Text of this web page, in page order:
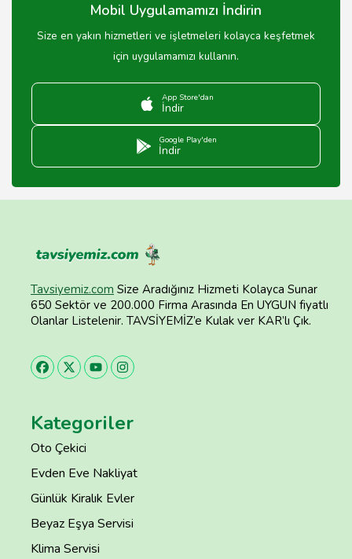
Mobil Uygulamamızı İndirin
Size en yakın hizmetleri ve işletmeleri kolayca keşfetmek
için uygulamamızı kullanın.
App Store'dan
İndir
Google Play'den
İndir
Tavsiyemiz.com Size Aradığınız Hizmeti Kolayca Sunar
650 Sektör ve 200.000 Firma Arasında En UYGUN fiyatlı
Olanlar Listelenir. TAVSİYEMİZ’e Kulak ver KAR’lı Çık.
Kategoriler
Oto Çekici
Evden Eve Nakliyat
Günlük Kiralık Evler
Beyaz Eşya Servisi
Klima Servisi